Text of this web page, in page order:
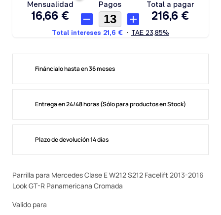
Fináncialo hasta en 36 meses
Entrega en 24/48 horas (Sólo para productos en Stock)
Plazo de devolución 14 días
Parrilla para Mercedes Clase E W212 S212 Facelift 2013-2016
Look GT-R Panamericana Cromada
Valido para